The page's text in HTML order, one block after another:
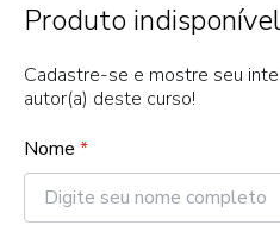
Produto indisponível
Cadastre-se e mostre seu
autor(a) deste curso!
Nome *